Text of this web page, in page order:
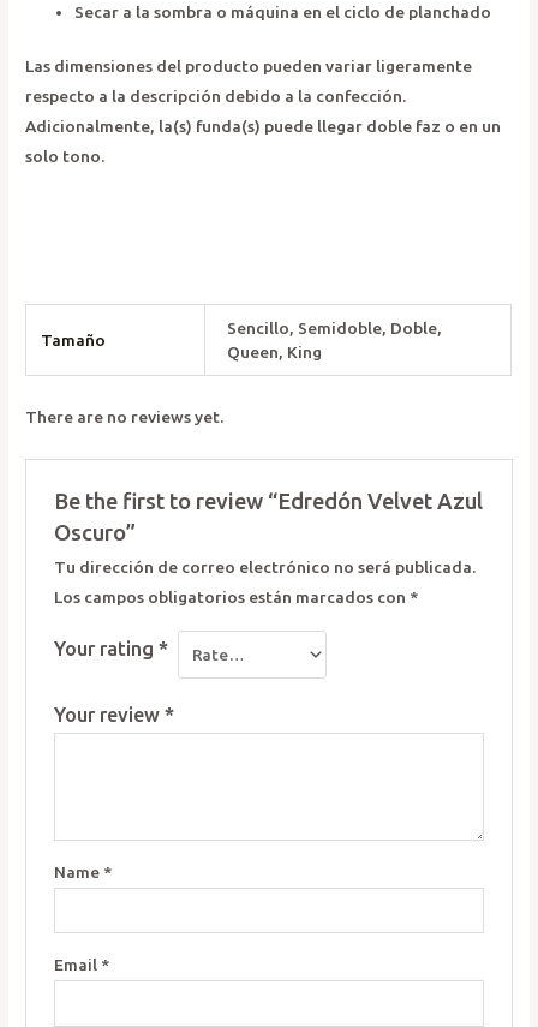
Secar a la sombra o máquina en el ciclo de planchado
Las dimensiones del producto pueden variar ligeramente
respecto a la descripción debido a la confección.
Adicionalmente, la(s) funda(s) puede llegar doble faz o en un
solo tono.
Tamaño
Sencillo, Semidoble, Doble,
Queen, King
There are no reviews yet.
Be the first to review “Edredón Velvet Azul
Oscuro”
Tu dirección de correo electrónico no será publicada.
Los campos obligatorios están marcados con *
Your rating *
Your review *
Name *
Email *